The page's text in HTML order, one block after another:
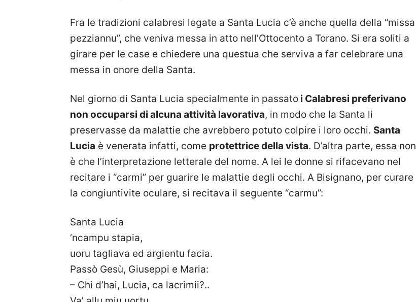
Fra le tradizioni calabresi legate a Santa Lucia c’è anche quella della “missa
pezziannu”, che veniva messa in atto nell’Ottocento a Torano. Si era soliti a
girare per le case e chiedere una questua che serviva a far celebrare una
messa in onore della Santa.
Nel giorno di Santa Lucia specialmente in passato i Calabresi preferivano
non occuparsi di alcuna attività lavorativa, in modo che la Santa li
preservasse da malattie che avrebbero potuto colpire i loro occhi. Santa
Lucia è venerata infatti, come protettrice della vista. D’altra parte, essa non
è che l’interpretazione letterale del nome. A lei le donne si rifacevano nel
recitare i “carmi” per guarire le malattie degli occhi. A Bisignano, per curare
la congiuntivite oculare, si recitava il seguente “carmu”:
Santa Lucia
‘ncampu stapia,
uoru tagliava ed argientu facia.
Passò Gesù, Giuseppi e Maria:
– Chi d’hai, Lucia, ca lacrimii?..